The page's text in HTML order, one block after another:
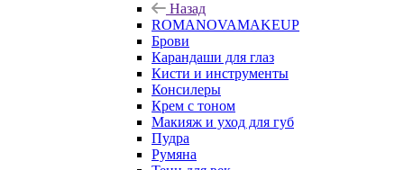
Назад
ROMANOVAMAKEUP
Брови
Карандаши для глаз
Кисти и инструменты
Консилеры
Крем с тоном
Макияж и уход для губ
Пудра
Румяна